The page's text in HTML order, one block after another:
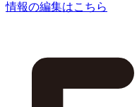
情報の編集はこちら